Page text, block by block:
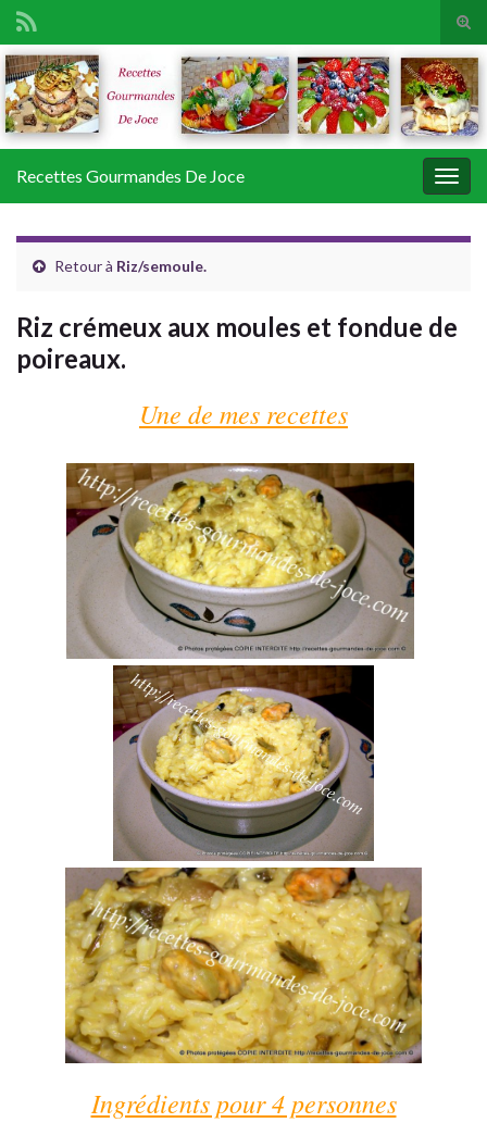
Search for:
Recettes Gourmandes De Joce
Retour à Riz/semoule.
Riz crémeux aux moules et fondue de
poireaux.
Une de mes recettes
Ingrédients pour 4 personnes